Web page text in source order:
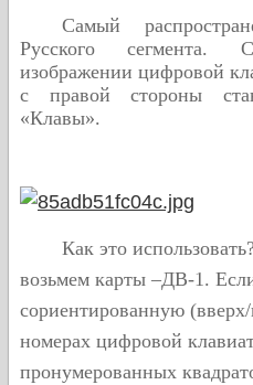
Самый
Русского сегмента.
изображении цифровой
с правой стороны
«Клавы».
Как это
возьмем карты –ДВ-1.
сориентированную
номерах цифровой
пронумерованных